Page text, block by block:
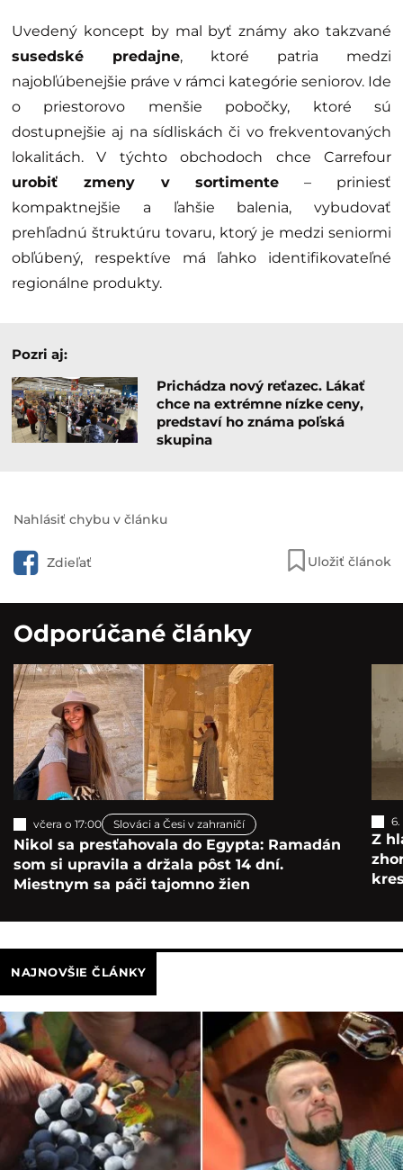
Uvedený koncept by mal byť známy ako takzvané
susedské predajne, ktoré patria medzi
najobľúbenejšie práve v rámci kategórie seniorov. Ide
o priestorovo menšie pobočky, ktoré sú
dostupnejšie aj na sídliskách či vo frekventovaných
lokalitách. V týchto obchodoch chce Carrefour
urobiť zmeny v sortimente – priniesť
kompaktnejšie a ľahšie balenia, vybudovať
prehľadnú štruktúru tovaru, ktorý je medzi seniormi
obľúbený, respektíve má ľahko identifikovateľné
regionálne produkty.
Pozri aj:
Prichádza nový reťazec. Lákať
chce na extrémne nízke ceny,
predstaví ho známa poľská
skupina
Nahlásiť chybu v článku
Zdieľať Uložiť článok
Odporúčané články
včera o 17:00 Slováci a Česi v zahraničí
Nikol sa presťahovala do Egypta: Ramadán
som si upravila a držala pôst 14 dní.
Miestnym sa páči tajomno žien
Z
NAJNOVŠIE ČLÁNKY